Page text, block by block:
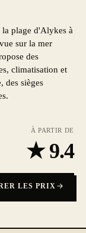
la plage d'Alykes à
sur la mer
des
climatisation et
des sièges
À PARTIR DE
★9.4
LES PRIX